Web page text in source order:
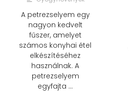
A petrezselyem egy
nagyon kedvelt
fűszer, amelyet
számos konyhai étel
elkészítéséhez
használnak. A
petrezselyem
egyfajta …